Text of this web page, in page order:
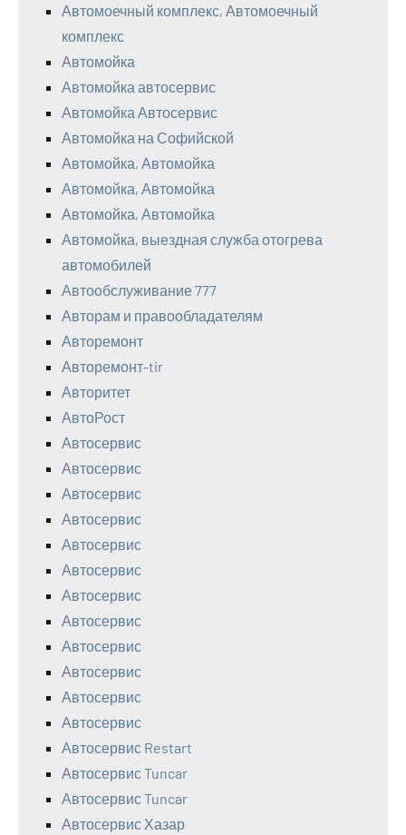
Автомоечный комплекс, Автомоечный
комплекс
Автомойка
Автомойка автосервис
Автомойка Автосервис
Автомойка на Софийской
Автомойка, Автомойка
Автомойка, Автомойка
Автомойка, Автомойка
Автомойка, выездная служба отогрева
автомобилей
Автообслуживание 777
Авторам и правообладателям
Авторемонт
Авторемонт-tir
Авторитет
АвтоРост
Автосервис
Автосервис
Автосервис
Автосервис
Автосервис
Автосервис
Автосервис
Автосервис
Автосервис
Автосервис
Автосервис
Автосервис
Автосервис Restart
Автосервис Tuncar
Автосервис Tuncar
Автосервис Хазар